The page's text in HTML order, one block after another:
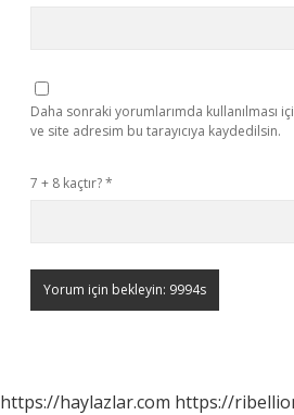
Daha sonraki yorumlarımda kullanılması
ve site adresim bu tarayıcıya kaydedilsin.
7 + 8 kaçtır?*
https://haylazlar.com https://